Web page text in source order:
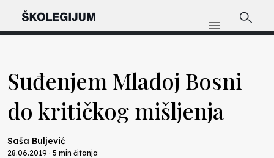
Suđenjem Mladoj Bosni
do kritičkog mišljenja
Saša Buljević
28.06.2019 · 5 min čitanja